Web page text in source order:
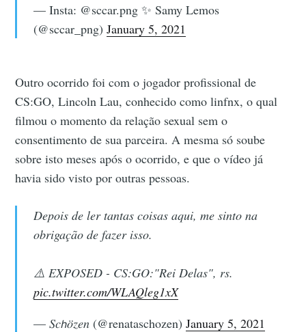
— Insta: @sccar.png ✨ Samy Lemos
(@sccar_png) January 5, 2021
Outro ocorrido foi com o jogador profissional de
CS:GO, Lincoln Lau, conhecido como linfnx, o qual
filmou o momento da relação sexual sem o
consentimento de sua parceira. A mesma só soube
sobre isto meses após o ocorrido, e que o vídeo já
havia sido visto por outras pessoas.
Depois de ler tantas coisas aqui, me sinto na
obrigação de fazer isso.
⚠️ EXPOSED - CS:GO:"Rei Delas", rs.
pic.twitter.com/WLAQleg1xX
— 𝑆𝑐𝘩𝑜̈𝑧𝑒𝑛 (@renataschozen) January 5, 2021